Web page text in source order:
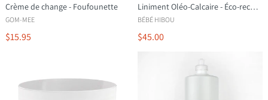
Crème de change - Foufounette
GOM-MEE
$15.95
Liniment Oléo-Calcaire - Éco-recharge
BÉBÉ HIBOU
$45.00